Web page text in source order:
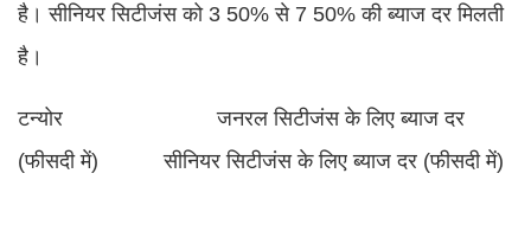
है। सीनियर सिटीजंस को 3 50% से 7 50% की ब्याज दर मिलती
है।
टन्योर जनरल सिटीजंस के लिए ब्याज दर
(फीसदी में) सीनियर सिटीजंस के लिए ब्याज दर (फीसदी में)